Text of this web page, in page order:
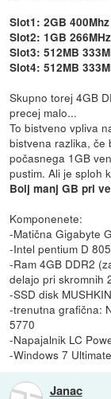
Slot1: 2GB 400Mhz
Slot2: 1GB 266MHz
Slot3: 512MB
Slot4: 512MB
Skupno torej 4GB
precej malo...
To bistveno vpliva
bistvena razlika, če
počasnega 1GB
pustim. Ali je sploh
Bolj manj GB pri
Komponenete:
-Matična Gigabyte
-Intel pentium D
-Ram 4GB DDR2
delajo pri skromnih
-SSD disk
-trenutna grafična:
5770
-Napajalnik LC
-Windows 7
Janac